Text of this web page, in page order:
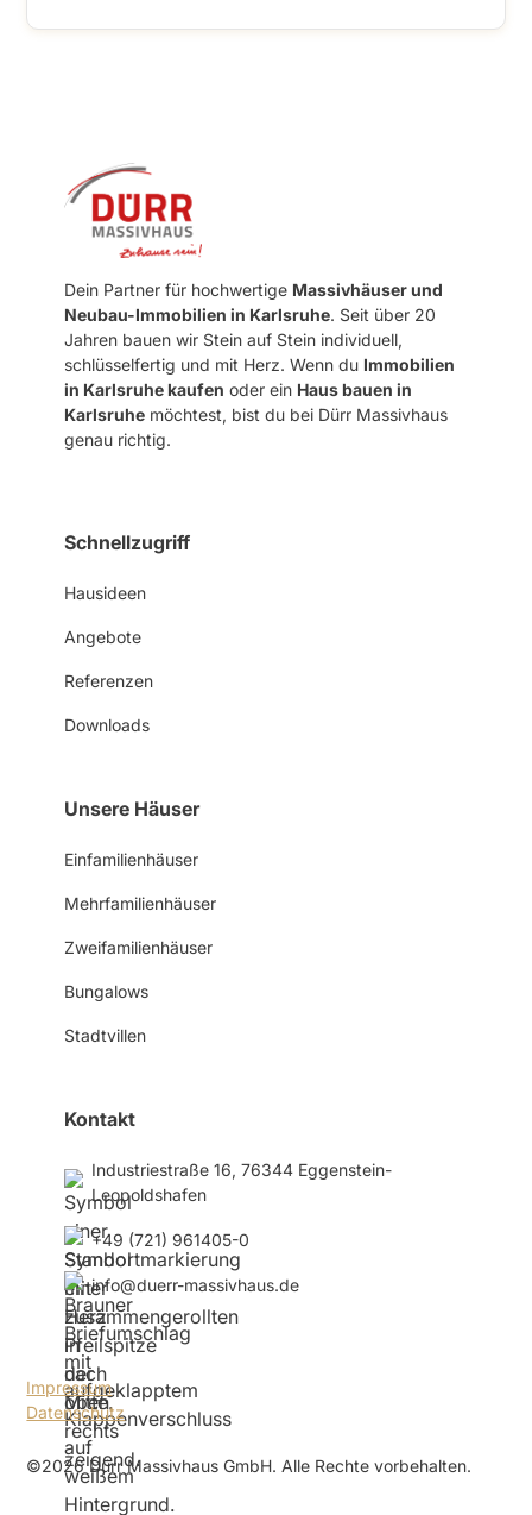
Dein Partner für hochwertige Massivhäuser und
Neubau-Immobilien in Karlsruhe. Seit über 20
Jahren bauen wir Stein auf Stein individuell,
schlüsselfertig und mit Herz. Wenn du Immobilien
in Karlsruhe kaufen oder ein Haus bauen in
Karlsruhe möchtest, bist du bei Dürr Massivhaus
genau richtig.
Schnellzugriff
Hausideen
Angebote
Referenzen
Downloads
Unsere Häuser
Einfamilienhäuser
Mehrfamilienhäuser
Zweifamilienhäuser
Bungalows
Stadtvillen
Kontakt
Industriestraße 16, 76344 Eggenstein-
Leopoldshafen
+49 (721) 961405-0
info@duerr-massivhaus.de
©2026 Dürr Massivhaus GmbH. Alle Rechte vorbehalten.
Impressum
Datenschutz